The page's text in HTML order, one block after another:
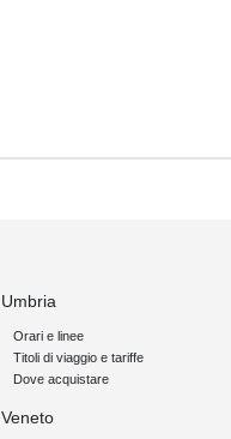
Umbria
Orari e linee
Titoli di viaggio e tariffe
Dove acquistare
Veneto